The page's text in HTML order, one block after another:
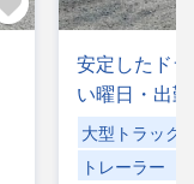
安定したド
い曜日・出
みもOK／手
事なし！
大型トラック
トレーラー（